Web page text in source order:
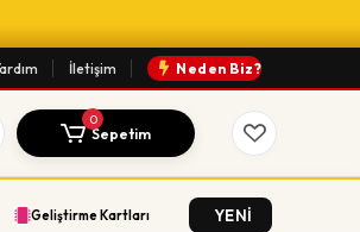
İletişim Neden Biz?
0
Sepetim
Geliştirme Kartları YENİ